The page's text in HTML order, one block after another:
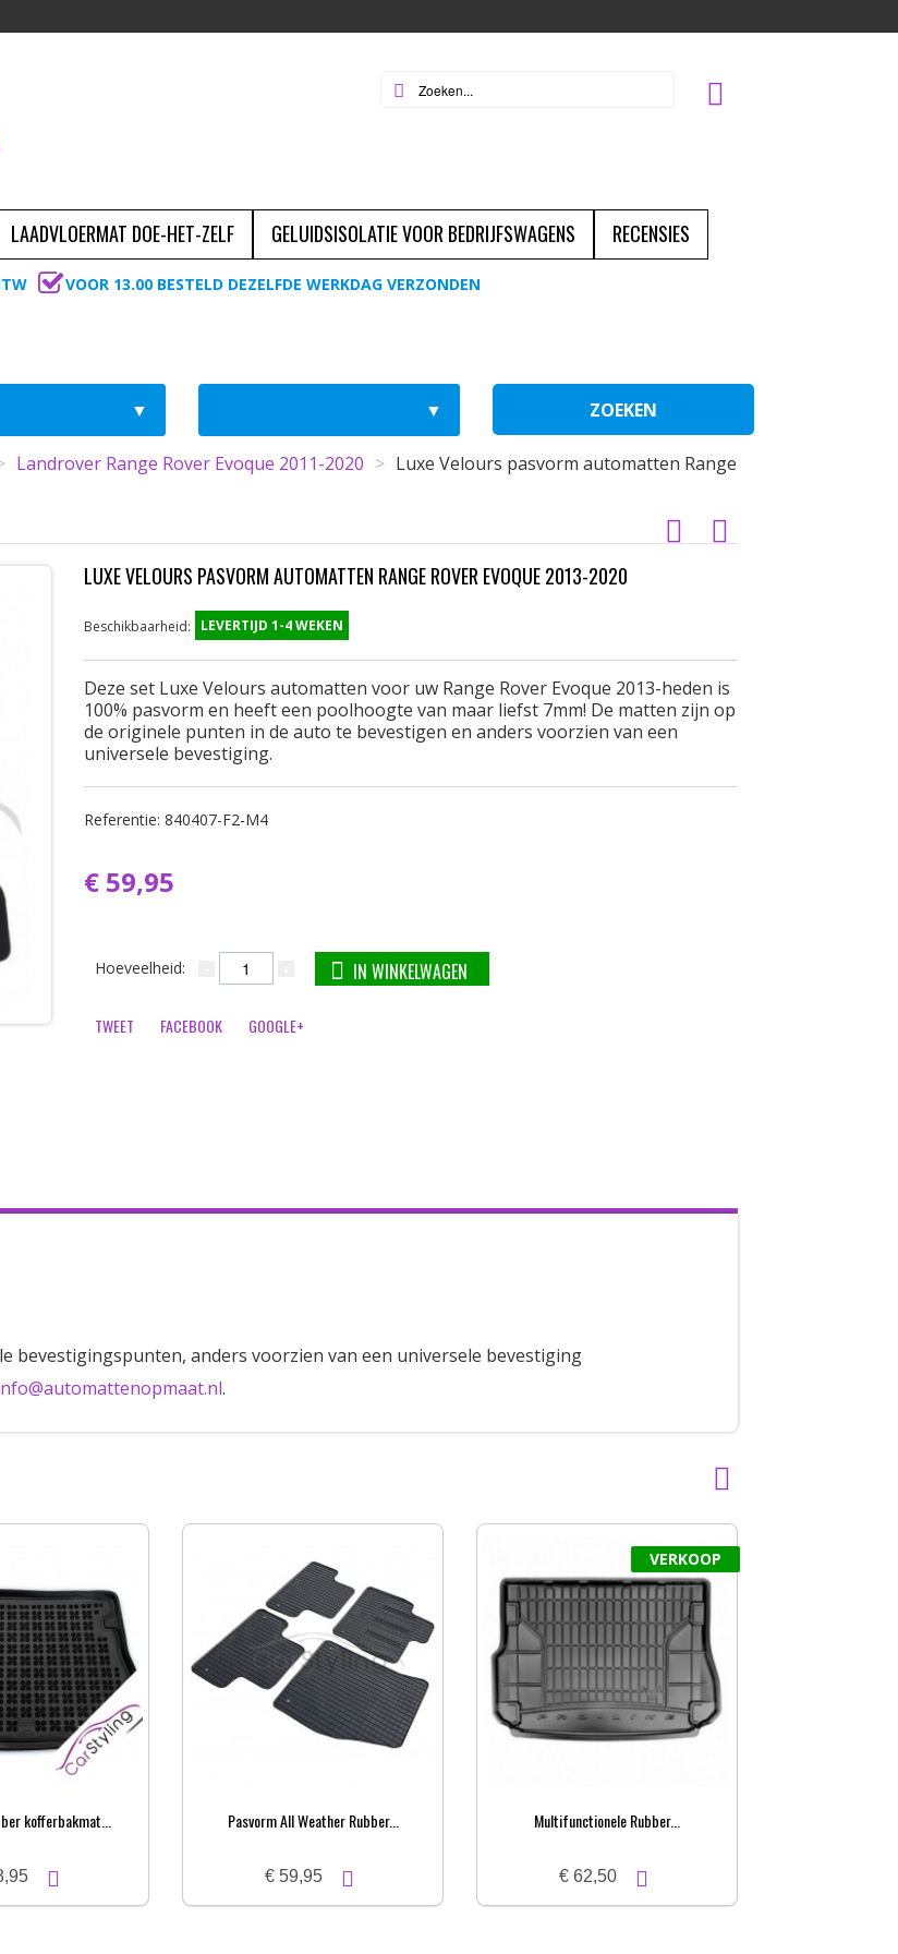
LAADVLOERMAT DOE-HET-ZELF GELUIDSISOLATIE VOOR BEDRIJFSWAGENS RECENSIES
VOOR 13.00 BESTELD DEZELFDE WERKDAG VERZONDEN
ZOEKEN
Landrover Range Rover Evoque 2011-2020 > Luxe Velours pasvorm automatten Range
LUXE VELOURS PASVORM AUTOMATTEN RANGE ROVER EVOQUE 2013-2020
Beschikbaarheid: LEVERTIJD 1-4 WEKEN
Deze set Luxe Velours automatten voor uw Range Rover Evoque 2013-heden is
100% pasvorm en heeft een poolhoogte van maar liefst 7mm! De matten zijn op
de originele punten in de auto te bevestigen en anders voorzien van een
universele bevestiging.
Referentie: 840407-F2-M4
€ 59,95
Hoeveelheid: IN WINKELWAGEN
TWEET FACEBOOK GOOGLE+
bevestigingspunten, anders voorzien van een universele bevestiging
.
kofferbakmat... Pasvorm All Weather Rubber...
€ 59,95
VERKOOP
Multifunctionele Rubber...
€ 62,50